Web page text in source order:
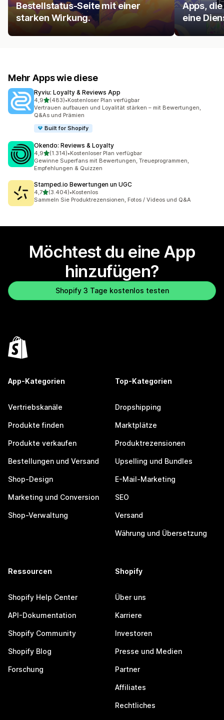
Bestellstatus-Seite mit einer
starken Wirkung.
Apps,
eine
Mehr Apps wie diese
Ryviu: Loyalty & Reviews App
4,9von 5 Sternen
(483)
483 Rezensionen insgesamt
•Kostenloser Plan verfügbar
Vertrauen aufbauen und Loyalität stärken – mit Bewertungen,
Q&As und Prämien
Built for Shopify
Okendo: Reviews & Loyalty
4,9von 5 Sternen
(1.314)
1314 Rezensionen insgesamt
•Kostenloser Plan verfügbar
Gewinne Superfans mit Bewertungen, Treueprogrammen,
Empfehlungen & Quizzen
Stamped.io Bewertungen un UGC
4,7von 5 Sternen
(3.404)
3404 Rezensionen insgesamt
•Kostenlos
Sammeln Sie Produktrezensionen, Fotos / Videos und Q&A
Möchtest du eine App
hinzufügen?
Shopify 3 Tage kostenlos testen
App-Kategorien
Vertriebskanäle
Produkte finden
Produkte verkaufen
Bestellungen und Versand
Shop-Design
Marketing und Conversion
Shop-Verwaltung
Top-Kategorien
Dropshipping
Marktplätze
Produktrezensionen
Upselling und Bundles
E-Mail-Marketing
SEO
Versand
Währung und Übersetzung
Ressourcen
Shopify Help Center
API-Dokumentation
Shopify Community
Shopify Blog
Forschung
Shopify
Über uns
Karriere
Investoren
Presse und Medien
Partner
Affiliates
Rechtliches